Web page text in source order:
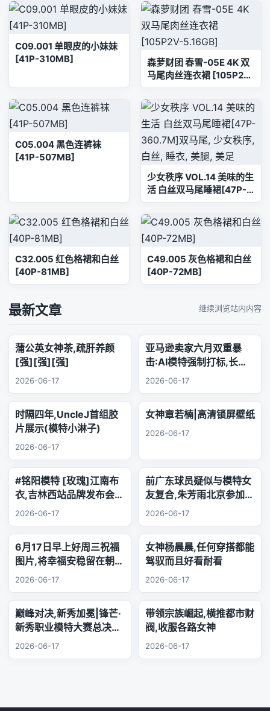
C09.001 单眼皮的小妹妹
[41P-310MB]
森萝财团 春雪-05E 4K 双
马尾肉丝连衣裙 [105P2V-
5.16GB]
C05.004 黑色连裤袜
[41P-507MB]
少女秩序 VOL.14 美味的生
活 白丝双马尾睡裙[47P-
360.7M]双马尾, 少女秩
序, 白丝, 睡衣, 美腿, 美足
C32.005 红色格裙和白丝
[40P-81MB]
C49.005 灰色格裙和白丝
[40P-72MB]
最新文章 继续浏览站内内容
蒲公英女神茶,疏肝养颜
[强][强][强]
2026-06-17
亚马逊卖家六月双重暴
击:AI模特强制打标,长标
题时代正式终结
2026-06-17
时隔四年,UncleJ首组胶
片展示(模特小淋子)
2026-06-17
女神章若楠|高清锁屏壁纸
2026-06-17
#铭阳模特 [玫瑰]江南布
衣,吉林西站品牌发布会..
乐器演奏
2026-06-17
前广东球员疑似与模特女
友复合,朱芳雨北京参加品
牌活动,王少杰韩国游玩
2026-06-17
6月17日早上好周三祝福
图片,将幸福安稳留在朝夕
身旁,把珍贵友谊珍藏心
欢声笑语陪伴每日日常.
2026-06-17
女神杨晨晨,任何穿搭都能
驾驭而且好看耐看
2026-06-17
巅峰对决,新秀加冕|锋芒·
新秀职业模特大赛总决赛,
三幕秀场演绎极致美学
2026-06-17
带领宗族崛起,横推都市财
阀,收服各路女神
2026-06-17